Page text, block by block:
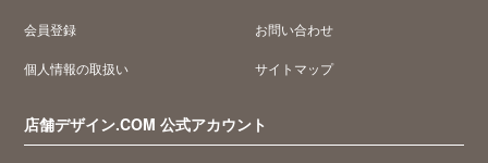
会員登録
個人情報の取扱い
お問い合わせ
サイトマップ
店舗デザイン.COM 公式アカウント